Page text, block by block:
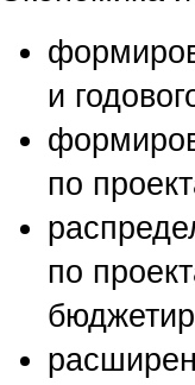
и
по
по